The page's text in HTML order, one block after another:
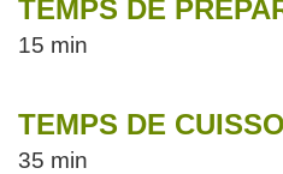
TEMPS DE
15 min
TEMPS DE
35 min